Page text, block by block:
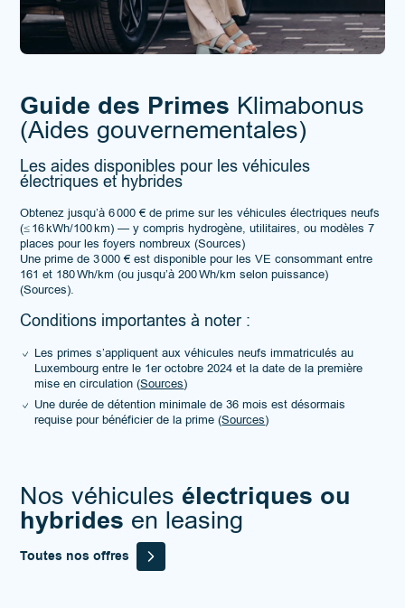
Guide des Primes Klimabonus
(Aides gouvernementales)
Les aides disponibles pour les véhicules
électriques et hybrides
Obtenez jusqu’à 6 000 € de prime sur les véhicules électriques neufs
(≤ 16 kWh/100 km) — y compris hydrogène, utilitaires, ou modèles 7
places pour les foyers nombreux (Sources)
Une prime de 3 000 € est disponible pour les VE consommant entre
161 et 180 Wh/km (ou jusqu’à 200 Wh/km selon puissance)
(Sources).
Conditions importantes à noter :
Les primes s’appliquent aux véhicules neufs immatriculés au
Luxembourg entre le 1er octobre 2024 et la date de la première
mise en circulation (Sources)
Une durée de détention minimale de 36 mois est désormais
requise pour bénéficier de la prime (Sources)
Nos véhiculesélectriques ou
hybrides en leasing
Toutes nos offres